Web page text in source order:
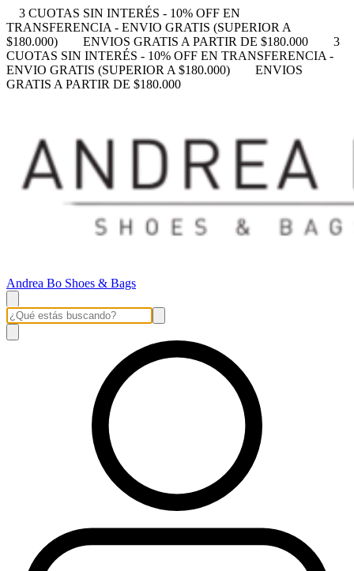
3 CUOTAS SIN INTERÉS - 10% OFF EN
TRANSFERENCIA - ENVIO GRATIS (SUPERIOR A
$180.000)
ENVIOS GRATIS A PARTIR DE $180.000
3
CUOTAS SIN INTERÉS - 10% OFF EN TRANSFERENCIA -
ENVIO GRATIS (SUPERIOR A $180.000)
ENVIOS
GRATIS A PARTIR DE $180.000
Andrea Bo Shoes & Bags